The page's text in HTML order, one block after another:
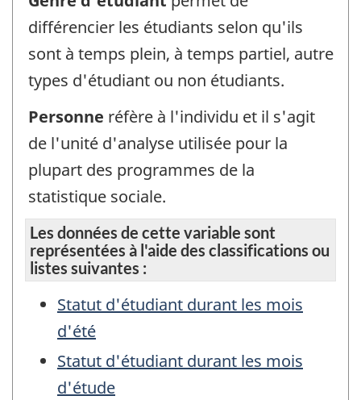
différencier les étudiants selon qu'ils
sont à temps plein, à temps partiel, autre
types d'étudiant ou non étudiants.
Personne réfère à l'individu et il s'agit
de l'unité d'analyse utilisée pour la
plupart des programmes de la
statistique sociale.
Les données de cette variable sont
représentées à l'aide des classifications ou
listes suivantes :
Statut d'étudiant durant les mois
d'été
Statut d'étudiant durant les mois
d'étude